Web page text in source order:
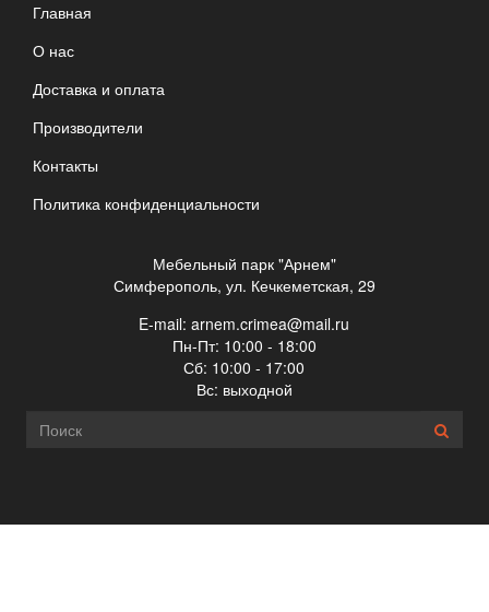
Главная
О нас
Доставка и оплата
Производители
Контакты
Политика конфиденциальности
Мебельный парк "Арнем"
Симферополь, ул. Кечкеметская, 29
E-mail:arnem.crimea@mail.ru
Пн-Пт: 10:00 - 18:00
Сб: 10:00 - 17:00
Вс: выходной